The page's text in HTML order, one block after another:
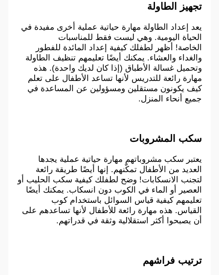
تجهيز الطاولة
يعد إعداد الطاولة مهارة حياتية عملية أخرى مفيدة في
الحياة اليومية. وهي ليست فقط للمناسبات
الخاصة! أظهر لطفلك كيفية إعداد المائدة للفطور
والغداء والعشاء. يمكنك أيضًا تعليمهم تنظيف الطاولة
وتحميل غسالة الأطباق (إذا كان لديك واحدة). هذه
مهارة رائعة للتدريس لأنها تساعد الأطفال على تعلم
كيف يكونون مستقلين ومسؤولين عن المساعدة في
جميع أنحاء المنزل.
سكب المشروبات
يعتبر سكب مشروباتهم مهارة حياتية عملية يجدها
العديد من الأطفال تمكّنهم. إنها أيضًا طريقة رائعة
لتجنب الانسكابات! وضح لطفلك كيفية سكب الحليب أو
العصير أو الماء في الكوب دون انسكاب. يمكنك أيضًا
تعليمهم كيفية قياس السوائل باستخدام كوب
القياس. هذه مهارة رائعة للأطفال لأنها تساعدهم على
أن يصبحوا أكثر استقلالية وثقة في قدراتهم.
ترتيب فراشهم